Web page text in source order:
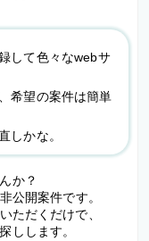
して色々なwebサ
希望の案件は簡単
しかな。
か？
公開案件です。
ただくだけで、
しします。